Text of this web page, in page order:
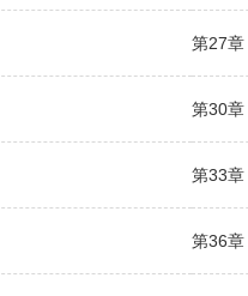
第27
第30章
第33章
第36章